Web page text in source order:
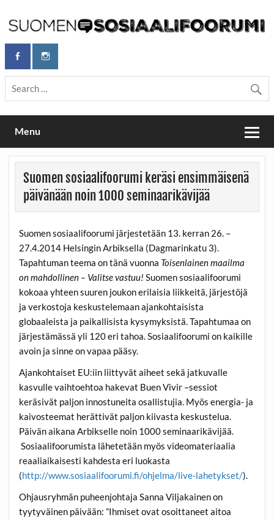
content
Maailmanparannuspäivät / Suomen
Sosiaalifoorumi
Maailmanparannuspäivät Lapinlahden Lähteellä, Helsingissä
26.–27.9.2026
Menu
Suomen sosiaalifoorumi keräsi ensimmäisenä
päivänään noin 1000 seminaarikävijää
Suomen sosiaalifoorumi järjestetään 13. kerran 26. –
27.4.2014 Helsingin Arbiksella (Dagmarinkatu 3).
Tapahtuman teema on tänä vuonna Toisenlainen maailma
on mahdollinen – Valitse vastuu! Suomen sosiaalifoorumi
kokoaa yhteen suuren joukon erilaisia liikkeitä, järjestöjä
ja verkostoja keskustelemaan ajankohtaisista
globaaleista ja paikallisista kysymyksistä. Tapahtumaa on
järjestämässä yli 120 eri tahoa. Sosiaalifoorumi on kaikille
avoin ja sinne on vapaa pääsy.
Ajankohtaiset EU:iin liittyvät aiheet sekä jatkuvalle
kasvulle vaihtoehtoa hakevat Buen Vivir –sessiot
keräsivät paljon innostuneita osallistujia. Myös energia- ja
kaivosteemat herättivät paljon kiivasta keskustelua.
Päivän aikana Arbikselle noin 1000 seminaarikävijää.
Sosiaalifoorumista lähetetään myös videomateriaalia
reaaliaikaisesti kahdesta eri luokasta
(http://www.sosiaalifoorumi.fi/ohjelma/live-lahetykset/).
Ohjausryhmän puheenjohtaja Sanna Viljakainen on
tyytyväinen päivään: ”Ihmiset ovat osoittaneet aitoa